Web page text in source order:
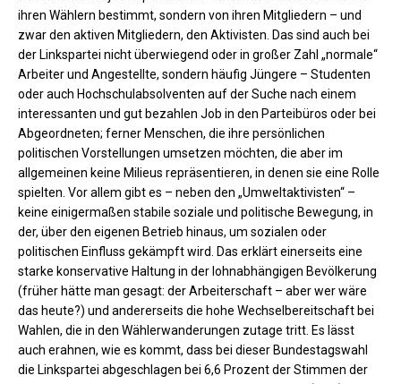
ihren Wählern bestimmt, sondern von ihren Mitgliedern – und
zwar den aktiven Mitgliedern, den Aktivisten. Das sind auch bei
der Linkspartei nicht überwiegend oder in großer Zahl „normale“
Arbeiter und Angestellte, sondern häufig Jüngere – Studenten
oder auch Hochschulabsolventen auf der Suche nach einem
interessanten und gut bezahlen Job in den Parteibüros oder bei
Abgeordneten; ferner Menschen, die ihre persönlichen
politischen Vorstellungen umsetzen möchten, die aber im
allgemeinen keine Milieus repräsentieren, in denen sie eine Rolle
spielten. Vor allem gibt es – neben den „Umweltaktivisten“ –
keine einigermaßen stabile soziale und politische Bewegung, in
der, über den eigenen Betrieb hinaus, um sozialen oder
politischen Einfluss gekämpft wird. Das erklärt einerseits eine
starke konservative Haltung in der lohnabhängigen Bevölkerung
(früher hätte man gesagt: der Arbeiterschaft – aber wer wäre
das heute?) und andererseits die hohe Wechselbereitschaft bei
Wahlen, die in den Wählerwanderungen zutage tritt. Es lässt
auch erahnen, wie es kommt, dass bei dieser Bundestagswahl
die Linkspartei abgeschlagen bei 6,6 Prozent der Stimmen der